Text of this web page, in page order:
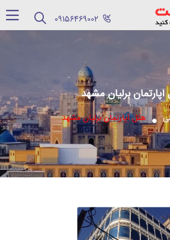
برلیان مشهد
هتل آپارتمان برلیان مشهد